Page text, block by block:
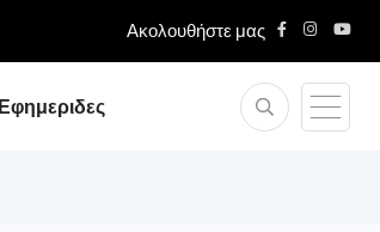
Ακολουθήστε μας